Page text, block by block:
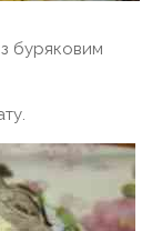
з буряковим